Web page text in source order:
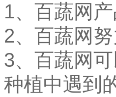
1、百蔬网
2、百蔬网
3、百蔬网
种植中遇到